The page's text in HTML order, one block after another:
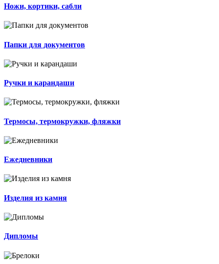
Ножи, кортики, сабли
Папки для документов
Ручки и карандаши
Термосы, термокружки, фляжки
Ежедневники
Изделия из камня
Дипломы